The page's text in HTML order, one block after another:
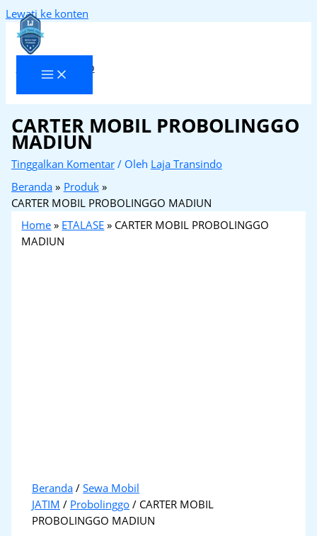
Lewati ke konten
Laja Transindo
CARTER MOBIL PROBOLINGGO
MADIUN
Tinggalkan Komentar / Oleh Laja Transindo
Beranda
Produk
CARTER MOBIL PROBOLINGGO MADIUN
Home » ETALASE » CARTER MOBIL PROBOLINGGO
MADIUN
Beranda /Sewa Mobil
JATIM / Probolinggo / CARTER MOBIL
PROBOLINGGO MADIUN